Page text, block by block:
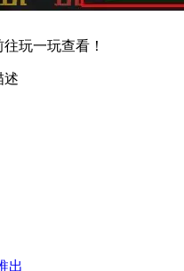
玩一玩查看！
述
出